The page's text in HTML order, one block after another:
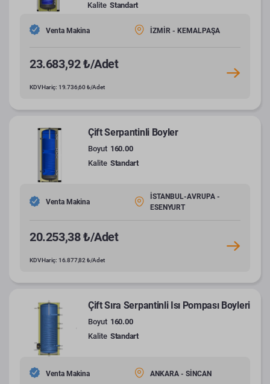
Kalite Standart
Venta Makina İZMİR - KEMALPAŞA
23.683,92 ₺/Adet
KDV Hariç: 19.736,60 ₺/Adet
Çift Serpantinli Boyler
Boyut 160.00
Kalite Standart
Venta Makina
İSTANBUL-AVRUPA -
ESENYURT
20.253,38 ₺/Adet
KDV Hariç: 16.877,82 ₺/Adet
Çift Sıra Serpantinli Isı Pompası Boyleri
Boyut 160.00
Kalite Standart
Venta Makina ANKARA - SİNCAN